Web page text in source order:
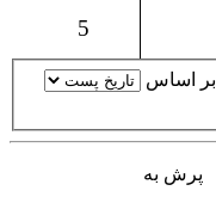
5
اساس
پرش به